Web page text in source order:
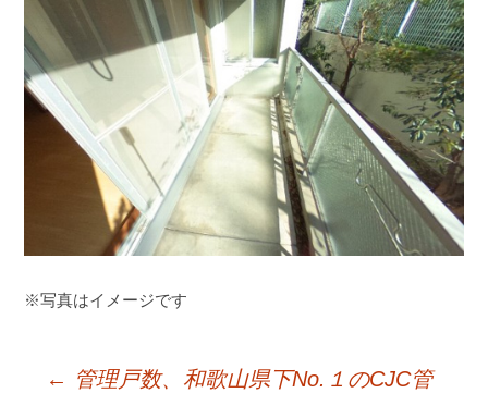
※写真はイメージです
← 管理戸数、和歌山県下No.１のCJC管